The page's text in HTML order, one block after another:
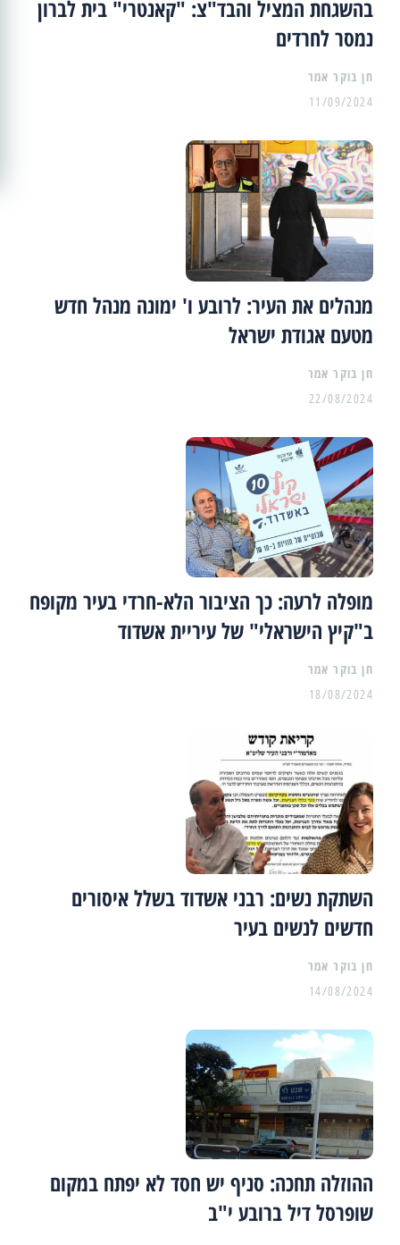
בהשגחת המציל והבד"צ: "קאנטרי" בית לברון
נמסר לחרדים
11/09/2024
מנהלים את העיר: לרובע ו' ימונה מנהל חדש
מטעם אגודת ישראל
22/08/2024
מופלה לרעה: כך הציבור הלא-חרדי בעיר מקופח
ב"קיץ הישראלי" של עיריית אשדוד
18/08/2024
השתקת נשים: רבני אשדוד בשלל איסורים
חדשים לנשים בעיר
14/08/2024
ההוזלה תחכה: סניף יש חסד לא יפתח במקום
שופרסל דיל ברובע י"ב